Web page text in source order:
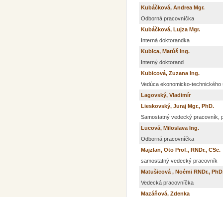
Kubáčková, Andrea Mgr.
Odborná pracovníčka
Kubáčková, Lujza Mgr.
Interná doktorandka
Kubica, Matúš Ing.
Interný doktorand
Kubicová, Zuzana Ing.
Vedúca ekonomicko-technického
Lagovský, Vladimír
Lieskovský, Juraj Mgr., PhD.
Samostatný vedecký pracovník,
Lucová, Miloslava Ing.
Odborná pracovníčka
Majzlan, Oto Prof., RNDr., CSc.
samostatný vedecký pracovník
Matušicová , Noémi RNDr.,
Vedecká pracovníčka
Mazáňová, Zdenka